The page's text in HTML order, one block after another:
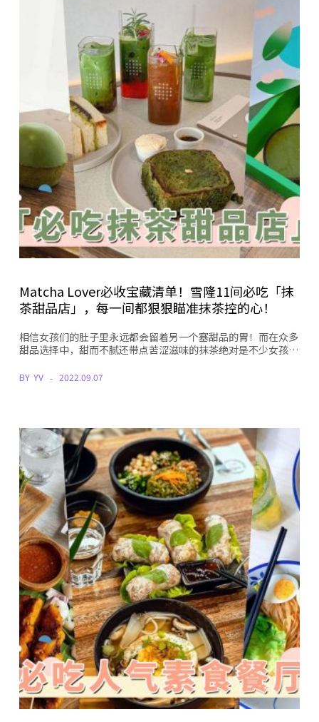
Matcha Lover必收宝藏清单！雪隆11间必吃「抹
茶甜品店」，每一间都狠狠瞄准抹茶控的心！
相信女孩们的肚子里永远都会留着另一个塞甜品的胃！而在众多
甜品选择中，甜而不腻还带点苦涩滋味的抹茶绝对是不少女孩…
BY YV 2022.09.07